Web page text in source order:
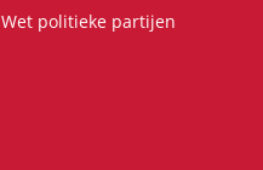
Wet politieke partijen